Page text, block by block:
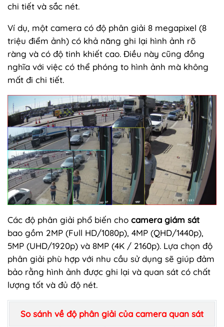
chi tiết và sắc nét.
Ví dụ, một camera có độ phân giải 8 megapixel (8
triệu điểm ảnh) có khả năng ghi lại hình ảnh rõ
ràng và có độ tinh khiết cao. Điều này cũng đồng
nghĩa với việc có thể phóng to hình ảnh mà không
mất đi chi tiết.
Các độ phân giải phổ biến cho camera giám sát
bao gồm 2MP (Full HD/1080p), 4MP (QHD/1440p),
5MP (UHD/1920p) và 8MP (4K / 2160p). Lựa chọn độ
phân giải phù hợp với nhu cầu sử dụng sẽ giúp đảm
bảo rằng hình ảnh được ghi lại và quan sát có chất
lượng tốt và đủ độ nét.
So sánh về độ phân giải của camera quan sát